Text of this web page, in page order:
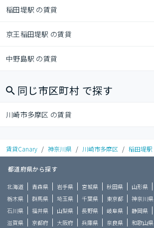
稲田堤駅 の賃貸
京王稲田堤駅 の賃貸
中野島駅 の賃貸
同じ市区町村 で探す
川崎市多摩区 の賃貸
賃貸Canary / 神奈川県 / 川崎市多摩区 / 稲田堤駅
都道府県から探す
北海道 青森県 岩手県 宮城県 秋田県 山形県
栃木県
群馬県 埼玉県 千葉県 東京都 神奈川県
石川県
福井県 山梨県 長野県 岐阜県 静岡県
滋賀県
京都府 大阪府 兵庫県 奈良県 和歌山県